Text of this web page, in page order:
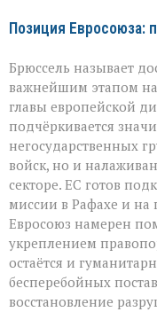
Позиция Евросоюза:
Брюссель называет
важнейшим этапом на
главы европейской
подчёркивается
негосударственных
войск, но и
секторе. ЕС готов
миссии в Рафахе и на
Евросоюз намерен
укреплением
остаётся и
бесперебойных
восстановление